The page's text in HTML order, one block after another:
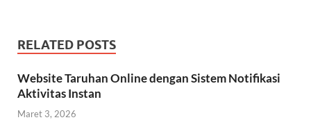
RELATED POSTS
Website Taruhan Online dengan Sistem Notifikasi
Aktivitas Instan
Maret 3, 2026